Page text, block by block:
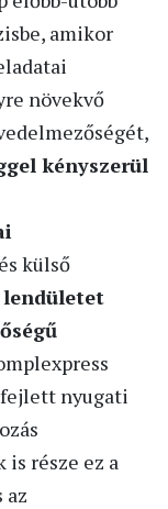
amikor
növekvő
kényszerül
külső
fejlett nyugati
része ez a
az